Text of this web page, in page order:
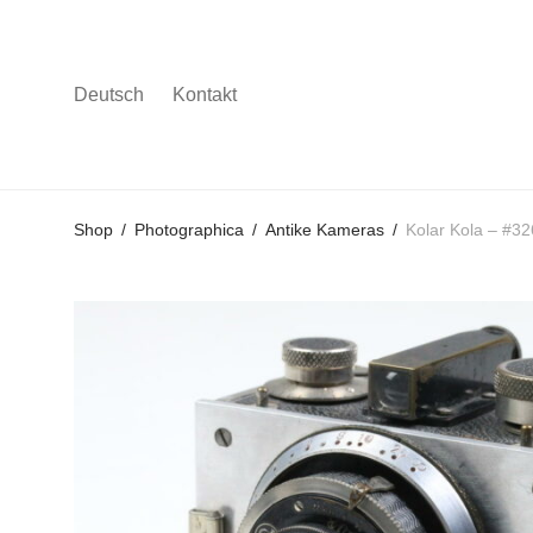
Deutsch Kontakt
Shop / Photographica / Antike Kameras / Kolar Kola –